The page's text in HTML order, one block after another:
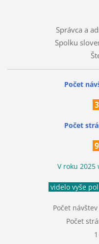
Správca a
Spolku
Počet
Počet
V roku 2025
videlo vyše
Počet
Počet